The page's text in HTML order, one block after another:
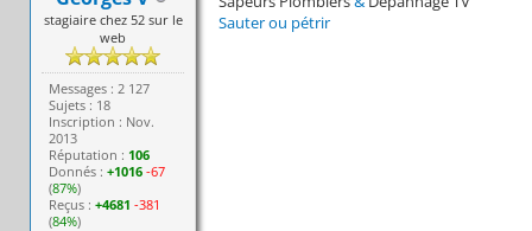
stagiaire chez 52 sur le
web
Messages : 2 127
Sujets : 18
Inscription : Nov.
2013
Réputation : 106
Donnés :+1016 -67
(87%)
Reçus :+4681 -381
(84%)
Sauter ou pétrir